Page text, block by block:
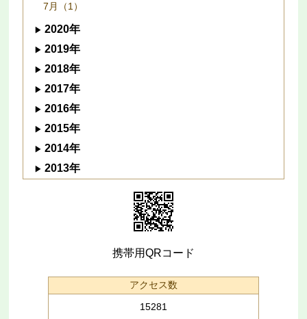
7月（1）
2020年
2019年
2018年
2017年
2016年
2015年
2014年
2013年
携帯用QRコード
アクセス数
15281